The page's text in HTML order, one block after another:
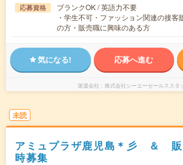
応募資格
ブランクOK / 英語力不要
・学生不可・ファッション関連の接客
の方・販売職に興味のある方
気になる! 応募へ進む
派遣会社 株式会社シーエーセールススタ
未読
アミュプラザ鹿児島＊彡 ＆ 販
時募集